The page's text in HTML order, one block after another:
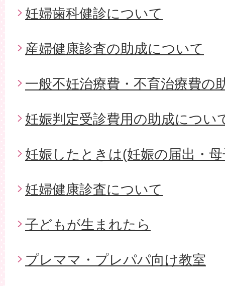
妊婦歯科健診について
産婦健康診査の助成について
一般不妊治療費・不育治療費の
妊娠判定受診費用の助成につい
妊娠したときは(妊娠の届出・
妊婦健康診査について
子どもが生まれたら
プレママ・プレパパ向け教室